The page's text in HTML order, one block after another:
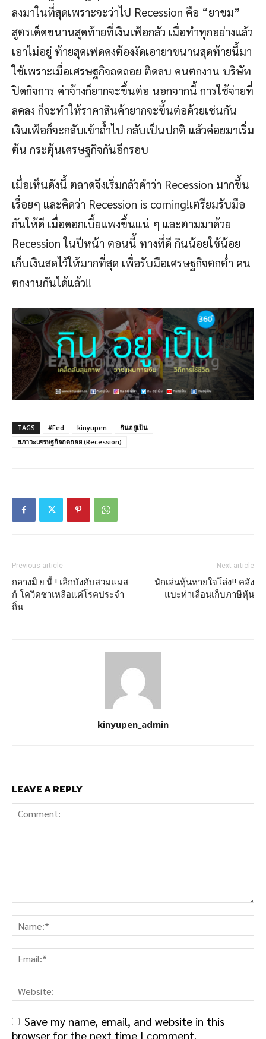
ลงมาในที่สุดเพราะจะว่าไป Recession คือ “ยาขม”
สูตรเด็ดขนานสุดท้ายที่เงินเฟ้อกลัว เมื่อทำทุกอย่างแล้ว
เอาไม่อยู่ ท้ายสุดเฟดคงต้องงัดเอายาขนานสุดท้ายนี้มา
ใช้เพราะเมื่อเศรษฐกิจถดถอย ติดลบ คนตกงาน บริษัท
ปิดกิจการ ค่าจ้างก็ยากจะขึ้นต่อ นอกจากนี้ การใช้จ่ายที่
ลดลง ก็จะทำให้ราคาสินค้ายากจะขึ้นต่อด้วยเช่นกัน
เงินเฟ้อก็จะกลับเข้าถ้ำไป กลับเป็นปกติ แล้วค่อยมาเริ่ม
ต้น กระตุ้นเศรษฐกิจกันอีกรอบ
เมื่อเห็นดังนี้ ตลาดจึงเริ่มกลัวคำว่า Recession มากขึ้น
เรื่อยๆ และคิดว่า Recession is coming!เตรียมรับมือ
กันให้ดี เมื่อดอกเบี้ยแพงขึ้นแน่ ๆ และตามมาด้วย
Recession ในปีหน้า ตอนนี้ ทางที่ดี กินน้อยใช้น้อย
เก็บเงินสดไว้ให้มากที่สุด เพื่อรับมือเศรษฐกิจตกต่ำ คน
ตกงานกันได้แล้ว!!
TAGS #Fed kinyupen
กินอยู่เป็น
สภาวะเศรษฐกิจถดถอย (Recession)
Previous article
กลางมิ.ย.นี้ ! เลิกบังคับสวมแมส
ก์ โควิดซาเหลือแค่โรคประจำ
ถิ่น
Next article
นักเล่นหุ้นหายใจโล่ง!! คลัง
แบะท่าเลื่อนเก็บภาษีหุ้น
kinyupen_admin
LEAVE A REPLY
Save my name, email, and website in this
browser for the next time I comment.